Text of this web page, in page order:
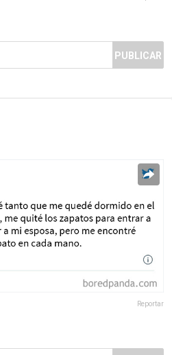
PUBLICAR
Reportar